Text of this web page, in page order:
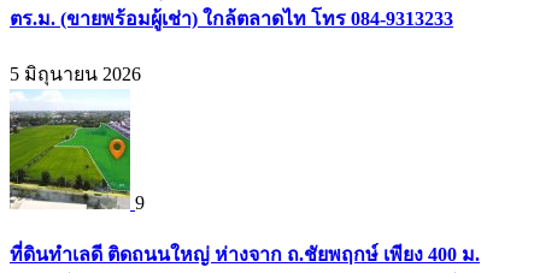
ตร.ม. (ขายพร้อมผู้เช่า) ใกล้ตลาดไท โทร 084-9313233
5 มิถุนายน 2026
9
ที่ดินทำเลดี ติดถนนใหญ่ ห่างจาก ถ.ชัยพฤกษ์ เพียง 400 ม.